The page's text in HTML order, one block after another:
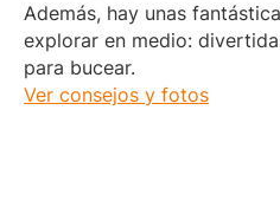
Además, hay unas
explorar en medio:
para bucear.
Ver consejos y fotos